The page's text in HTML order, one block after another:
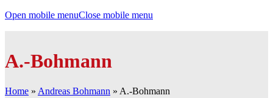
Open mobile menuClose mobile menu
A.-Bohmann
Home » Andreas Bohmann » A.-Bohmann